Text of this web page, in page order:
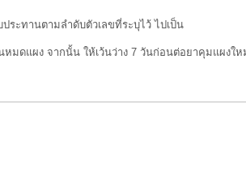
ทานตามลำดับตัวเลขที่ระบุไว้ ไปเป็น
ดแผง จากนั้น ให้เว้นว่าง 7 วันก่อนต่อยาคุมแผงให